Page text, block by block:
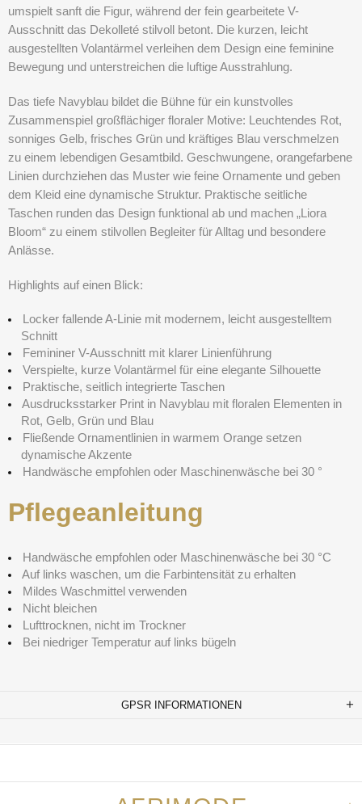
umspielt sanft die Figur, während der fein gearbeitete V-
Ausschnitt das Dekolleté stilvoll betont. Die kurzen, leicht
ausgestellten Volantärmel verleihen dem Design eine feminine
Bewegung und unterstreichen die luftige Ausstrahlung.
Das tiefe Navyblau bildet die Bühne für ein kunstvolles
Zusammenspiel großflächiger floraler Motive: Leuchtendes Rot,
sonniges Gelb, frisches Grün und kräftiges Blau verschmelzen
zu einem lebendigen Gesamtbild. Geschwungene, orangefarbene
Linien durchziehen das Muster wie feine Ornamente und geben
dem Kleid eine dynamische Struktur. Praktische seitliche
Taschen runden das Design funktional ab und machen „Liora
Bloom“ zu einem stilvollen Begleiter für Alltag und besondere
Anlässe.
Highlights auf einen Blick:
Locker fallende A-Linie mit modernem, leicht ausgestelltem
Schnitt
Femininer V-Ausschnitt mit klarer Linienführung
Verspielte, kurze Volantärmel für eine elegante Silhouette
Praktische, seitlich integrierte Taschen
Ausdrucksstarker Print in Navyblau mit floralen Elementen in
Rot, Gelb, Grün und Blau
Fließende Ornamentlinien in warmem Orange setzen
dynamische Akzente
Handwäsche empfohlen oder Maschinenwäsche bei 30 °
Pflegeanleitung
Handwäsche empfohlen oder Maschinenwäsche bei 30 °C
Auf links waschen, um die Farbintensität zu erhalten
Mildes Waschmittel verwenden
Nicht bleichen
Lufttrocknen, nicht im Trockner
Bei niedriger Temperatur auf links bügeln
GPSR INFORMATIONEN